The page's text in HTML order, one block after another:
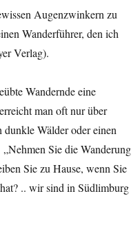
Augenzwinkern zu
Wanderführer, den ich
Verlag).
Wandernde eine
man oft nur über
Wälder oder einen
Sie die Wanderung
Sie zu Hause, wenn Sie
.. wir sind in Südlimburg